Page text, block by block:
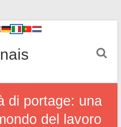
di portage: una
del lavoro